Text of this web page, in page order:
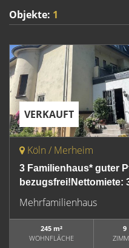
Objekte: 1
VERKAUFT
Köln / Merheim
3 Familienhaus* guter
bezugsfrei!Nettomiete:
Mehrfamilienhaus
245 m²
WOHNFLÄCHE
9